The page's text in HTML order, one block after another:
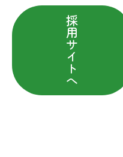
採
用
サ
イ
ト
へ